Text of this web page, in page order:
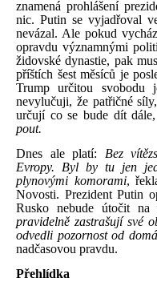
znamená prohlášení
nic. Putin se vyjadřoval
nevázal. Ale pokud
opravdu významnými
židovské dynastie, pak
příštích šest měsíců je
Trump určitou svobodu
nevylučuji, že patřičné
určují co se bude dít
pout.
Dnes ale platí: Bez
Evropy. Byl by tu jen
plynovými komorami,
Novosti. Prezident Putin
Rusko nebude útočit
pravidelně zastrašují své
odvedli pozornost od
nadčasovou pravdu.
Přehlídka